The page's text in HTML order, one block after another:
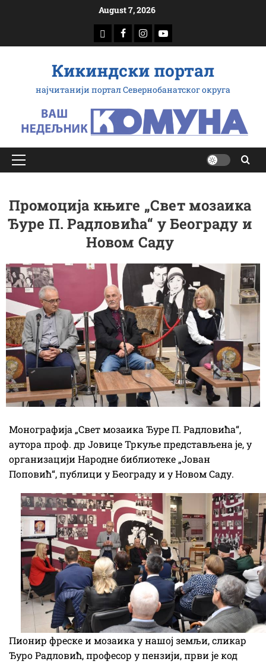
August 7, 2026
доwнлоад
Фацебоок
Инстаграм
Yоутубе
Кикиндски портал
најчитанији портал Севернобанатског округа
Примарy
Промоција књиге „Свет мозаика
Ђуре П. Радловића“ у Београду и
Новом Саду
Монографија „Свет мозаика Ђуре П. Радловића“,
аутора проф. др Јовице Тркуље представљена је, у
организацији Народне библиотеке „Јован
Поповић“, публици у Београду и у Новом Саду.
Пионир фреске и мозаика у нашој земљи, сликар
Ђуро Радловић, професор у пензији, први је код